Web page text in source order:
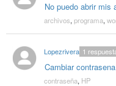
No puedo abrir mis
archivos, programa,
Lopezriveras
Cambiar contrasena
1
contraseña, HP